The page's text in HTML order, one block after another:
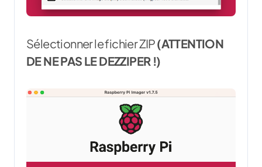
Sélectionner le fichier ZIP(ATTENTION
DE NE PAS LE DEZZIPER !)